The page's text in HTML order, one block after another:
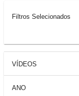
Filtros Selecionados
VÍDEOS
ANO